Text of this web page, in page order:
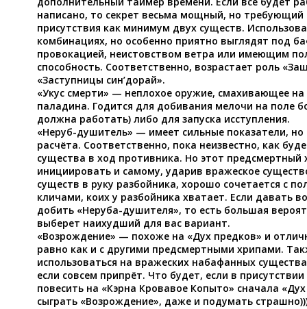
написано, то секрет весьма мощный, но требующий
присутствия как минимум двух существ.
комбинациях, но особенно приятно выглядят под
провокацией, неистовством ветра или имеющим
способность. Соответственно, возрастает роль
«Заступницы син’дорай».
«Укус смерти» — неплохое оружие, смахивающее на
паладина. Годится для добивания мелочи на поле
должна работать) либо для запуска исступления.
«Неруб-душитель» — имеет сильные показатели, но
расчёта. Соответственно, пока неизвестно, как
существа в ход противника. Но этот
инициировать и самому, ударив вражеское
существ в руку разбойника, хорошо сочетается с
кличами, коих у разбойника хватает. Если давать
добить «Неруба-душителя», то есть большая
выберет наихудший для вас вариант.
«Возрождение» — похоже на «Дух предков» и
равно как и с другими предсмертными хрипами.
использоваться на вражеских набафанных
если совсем припрёт. Что будет, если в
повесить на «Кэрна Кровавое Копыто» сначала
сыграть «Возрождение», даже и подумать